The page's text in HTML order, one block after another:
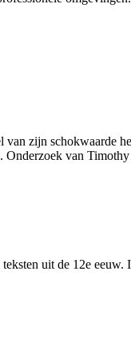
zijn schokwaarde
van
uit de 12e